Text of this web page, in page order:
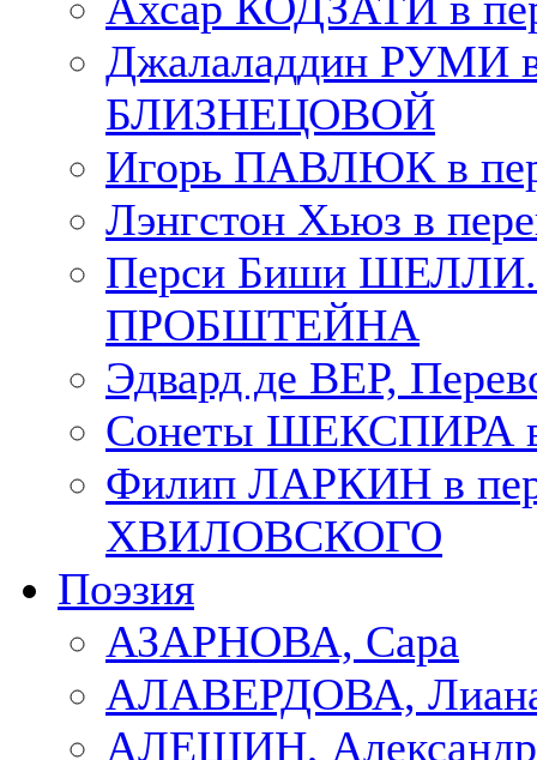
Джалаладдин РУМИ
БЛИЗНЕЦОВОЙ
Игорь ПАВЛЮК в
Лэнгстон Хьюз в
Перси Биши ШЕЛЛИ.
ПРОБШТЕЙНА
Эдвард де ВЕР,
Сонеты ШЕКСПИРА в
Филип ЛАРКИН в
ХВИЛОВСКОГО
Поэзия
АЗАРНОВА, Сара
АЛАВЕРДОВА,
АЛЕШИН, Александр